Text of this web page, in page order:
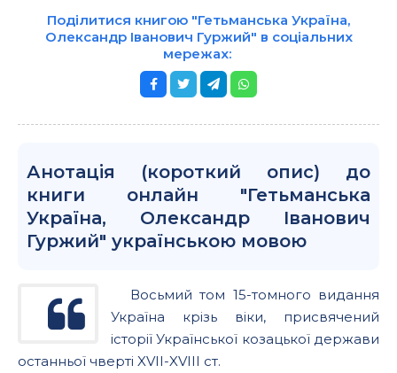
Поділитися книгою "Гетьманська Україна,
Олександр Іванович Гуржий" в соціальних
мережах:
Анотація (короткий опис) до
книги онлайн "Гетьманська
Україна, Олександр Іванович
Гуржий" українською мовою
Восьмий том 15-томного видання
Україна крізь віки, присвячений
історії Української козацької держави
останньої чверті XVII-XVIII ст.